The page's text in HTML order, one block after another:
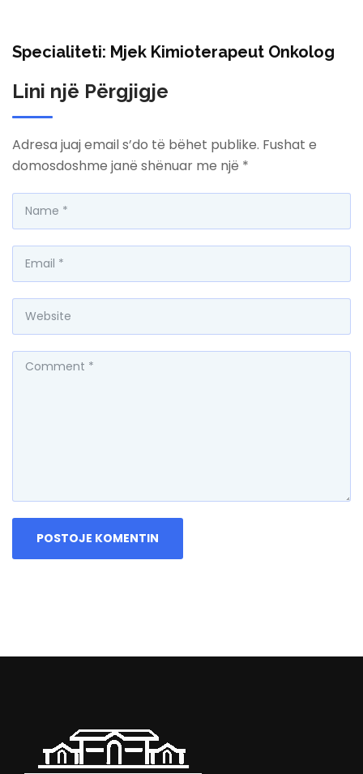
Specialiteti: Mjek Kimioterapeut Onkolog
Lini një Përgjigje
Adresa juaj email s’do të bëhet publike. Fushat e
domosdoshme janë shënuar me një *